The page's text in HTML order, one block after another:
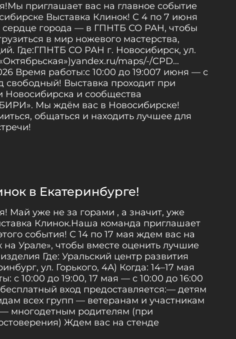
приглашает вас на главное событие
Выставка Клинок! С 4 по 7 июня
сердце города — в ГПНТБ СО РАН, чтобы
в мир ножевого мастерства,
Где:ГПНТБ СО РАН г. Новосибирск, ул.
maps/-/CPD...
Время работы:с 10:00 до 19:007 июня — с
свободный! Выставка проходит при
и сообщества
Мы ждём вас в Новосибирске!
общаться и находить лучшее для
в Екатеринбурге!
Май уже не за горами , а значит, уже
Клинок.Наша команда приглашает
события! С 14 по 17 мая ждем вас на
на Урале», чтобы вместе оценить лучшие
Где: Уральский центр развития
ул. Горького, 4А) Когда: 14–17 мая
с 10:00 до 19:00, 17 мая — с 10:00 до 16:00
вход предоставляется:— детям
всех групп — ветеранам и участникам
многодетным родителям (при
Ждем вас на стенде